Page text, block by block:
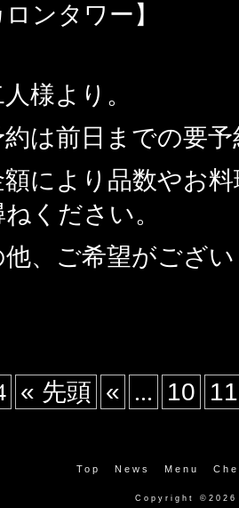
ロンタワー】
様より。
は前日までの要予
により品数やお
ください。
、ご希望がござ
« 先頭 « ... 10 11
Top News Menu
Copyright